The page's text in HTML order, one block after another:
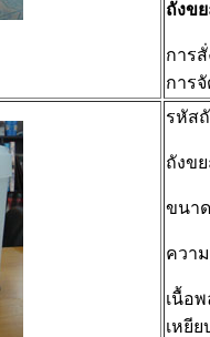
ถังข
การสั่
การ
รหัส
ถังข
ขนาด
ควา
เนื้อ
เหยีย